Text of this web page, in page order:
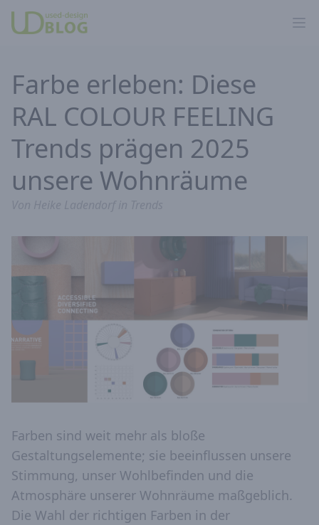
Farbe erleben: Diese
RAL COLOUR FEELING
Trends prägen 2025
unsere Wohnräume
Farben sind weit mehr als bloße
Gestaltungselemente; sie beeinflussen unsere
Stimmung, unser Wohlbefinden und die
Atmosphäre unserer Wohnräume maßgeblich.
Die Wahl der richtigen Farben in der